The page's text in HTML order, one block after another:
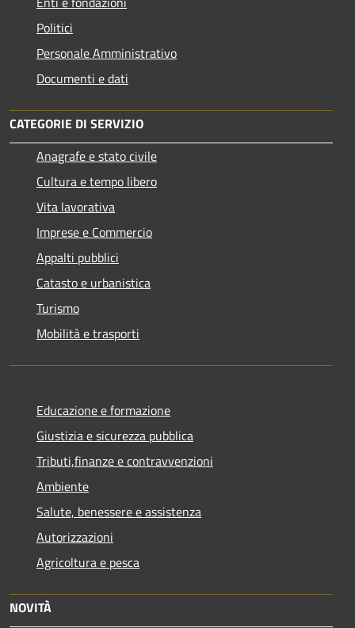
Politici
Personale Amministrativo
Documenti e dati
CATEGORIE DI SERVIZIO
Anagrafe e stato civile
Cultura e tempo libero
Vita lavorativa
Imprese e Commercio
Appalti pubblici
Catasto e urbanistica
Turismo
Mobilità e trasporti
Educazione e formazione
Giustizia e sicurezza pubblica
Tributi,finanze e contravvenzioni
Ambiente
Salute, benessere e assistenza
Autorizzazioni
Agricoltura e pesca
NOVITÀ